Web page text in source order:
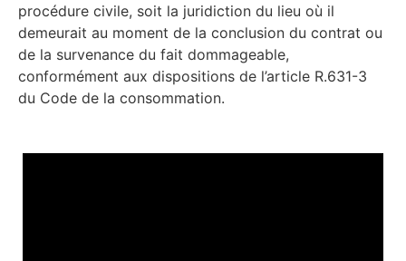
procédure civile, soit la juridiction du lieu où il
demeurait au moment de la conclusion du contrat ou
de la survenance du fait dommageable,
conformément aux dispositions de l’article R.631-3
du Code de la consommation.